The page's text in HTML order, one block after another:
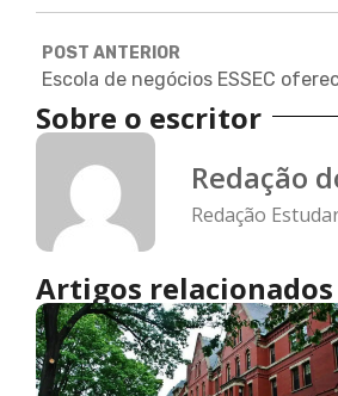
POST ANTERIOR
Sobre o escritor
Redação
Redação
Artigos relacionados